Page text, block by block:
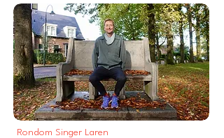
Rondom Singer Laren